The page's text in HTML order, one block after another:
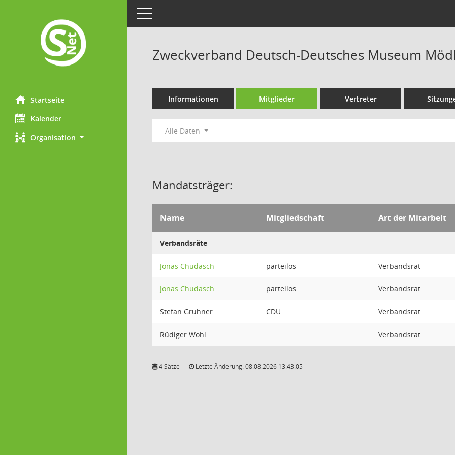
Startseite
Kalender
Organisation
Toggle navigation
Zweckverband Deutsch-Deutsches Museum
Informationen Mitglieder Vertreter
Alle Daten
Mandatsträger:
Name Mitgliedschaft Art der Mitarbeit
Verbandsräte
Jonas Chudasch parteilos Verbandsrat
Jonas Chudasch parteilos Verbandsrat
Stefan Gruhner CDU Verbandsrat
Rüdiger Wohl Verbandsrat
4 Sätze Letzte Änderung: 08.08.2026 13:43:05